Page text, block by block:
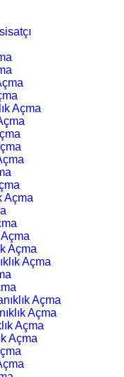
Açma
Açma
Açma
Açma
Açma
Açma
Açma
Açma
Açma